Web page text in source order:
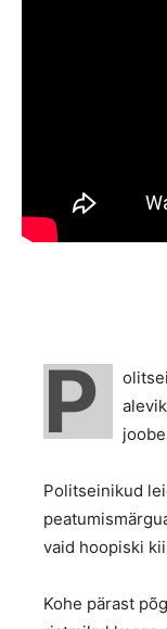
P
Politseinikud
vaid hoopiski
Kohe pärast